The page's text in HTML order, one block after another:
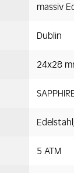
massiv
Dublin
24x28
5 ATM